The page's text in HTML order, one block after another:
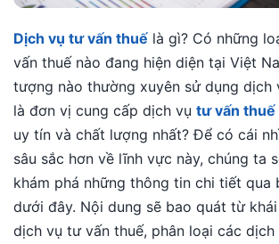
Dịch vụ tư vấn thuế là gì? Có những
vấn thuế nào đang hiện diện tại Việt
tượng nào thường xuyên sử dụng dịch
là đơn vị cung cấp dịch vụ tư vấn thuế
uy tín và chất lượng nhất? Để có cái
sâu sắc hơn về lĩnh vực này, chúng ta
khám phá những thông tin chi tiết qua
dưới đây. Nội dung sẽ bao quát từ
dịch vụ tư vấn thuế, phân loại các